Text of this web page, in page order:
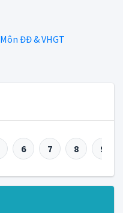
Môn ĐĐ & VHGT
6 7 8 9